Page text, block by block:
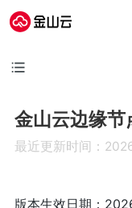
金山云边缘节
最近更新时间：
版本生效日期：